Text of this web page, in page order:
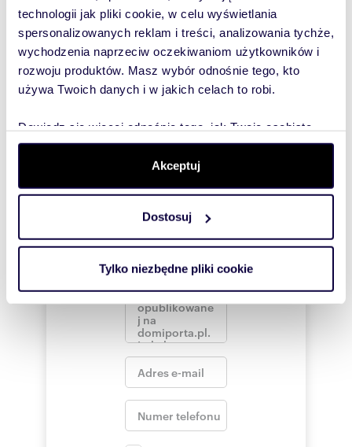
technologii jak pliki cookie, w celu wyświetlania
spersonalizowanych reklam i treści, analizowania tychże,
wychodzenia naprzeciw oczekiwaniom użytkowników i
rozwoju produktów. Masz wybór odnośnie tego, kto
używa Twoich danych i w jakich celach to robi.
Dowiedz się więcej odnośnie tego, jak Twoje osobiste
dane są przetwarzane oraz ustaw własne preferencje w
. W Deklaracji plików cookie możesz
zmienić lub wycofać swoją zgodę w dowolnej chwili.
Wykorzystujemy pliki cookie do spersonalizowania treści
i reklam, aby oferować funkcje społecznościowe i
korzystasz z naszej witryny, udostępniamy partnerom
Partnerzy mogą połączyć te informacje z innymi danymi
otrzymanymi od Ciebie lub uzyskanymi podczas
korzystania z ich usług.
Akceptuj
Dostosuj
Tylko niezbędne pliki cookie
wiadomość
To najlepszy
sposób, aby
właściciel
szybko się z
Tobą
skontaktował!